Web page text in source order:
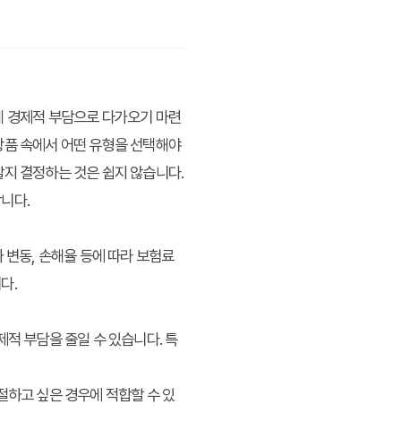
제적 부담으로 다가오기 마련
속에서 어떤 유형을 선택해야
결정하는 것은 쉽지 않습니다.
다.
동, 손해율 등에 따라 보험료
.
부담을 줄일 수 있습니다. 특
고 싶은 경우에 적합할 수 있